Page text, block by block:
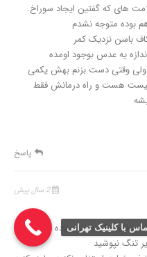
های که گفتین ایجاد سوراخ.
بوده متوجه نشدم
باسن نزدیک کمر
یه عدس بوجود اومده
ولی وقتی دست بزنم بهش یکمی
کیست هست و راه درمانش فقط
پاسخ
2 سال پیش
و فقط یک جوش ساده باشه.
تنگ نپوشید
با کلینیک تهرانی